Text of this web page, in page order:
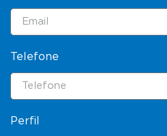
Telefone
Perfil